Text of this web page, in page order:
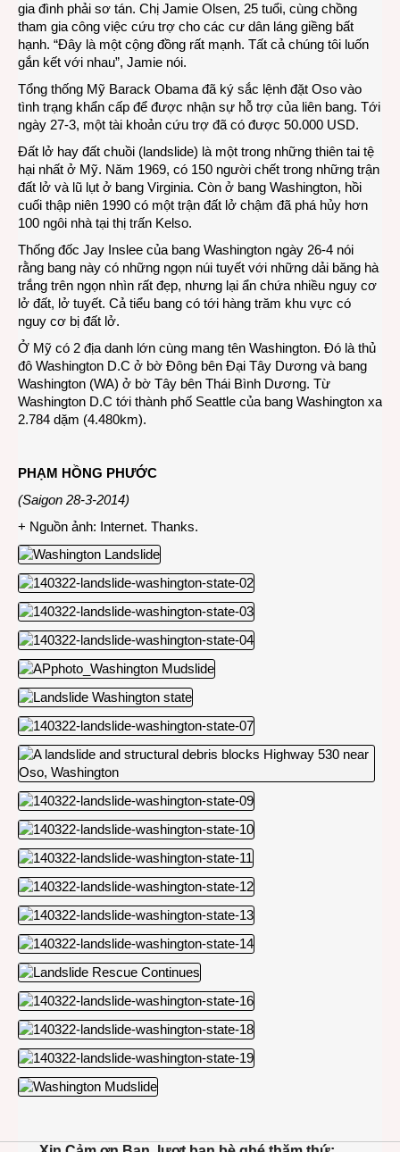
gia đình phải sơ tán. Chị Jamie Olsen, 25 tuổi, cùng chồng
tham gia công việc cứu trợ cho các cư dân láng giềng bất
hạnh. “Đây là một cộng đồng rất mạnh. Tất cả chúng tôi luốn
gắn kết với nhau”, Jamie nói.
Tổng thống Mỹ Barack Obama đã ký sắc lệnh đặt Oso vào
tình trạng khẩn cấp để được nhận sự hỗ trợ của liên bang. Tới
ngày 27-3, một tài khoản cứu trợ đã có được 50.000 USD.
Đất lở hay đất chuồi (landslide) là một trong những thiên tai tệ
hại nhất ở Mỹ. Năm 1969, có 150 người chết trong những trận
đất lở và lũ lụt ở bang Virginia. Còn ở bang Washington, hồi
cuối thập niên 1990 có một trận đất lở chậm đã phá hủy hơn
100 ngôi nhà tại thị trấn Kelso.
Thống đốc Jay Inslee của bang Washington ngày 26-4 nói
rằng bang này có những ngọn núi tuyết với những dải băng hà
trắng trên ngọn nhìn rất đẹp, nhưng lại ẩn chứa nhiều nguy cơ
lở đất, lở tuyết. Cả tiểu bang có tới hàng trăm khu vực có
nguy cơ bị đất lở.
Ở Mỹ có 2 địa danh lớn cùng mang tên Washington. Đó là thủ
đô Washington D.C ở bờ Đông bên Đại Tây Dương và bang
Washington (WA) ở bờ Tây bên Thái Bình Dương. Từ
Washington D.C tới thành phố Seattle của bang Washington xa
2.784 dặm (4.480km).
PHẠM HỒNG PHƯỚC
(Saigon 28-3-2014)
+ Nguồn ảnh: Internet. Thanks.